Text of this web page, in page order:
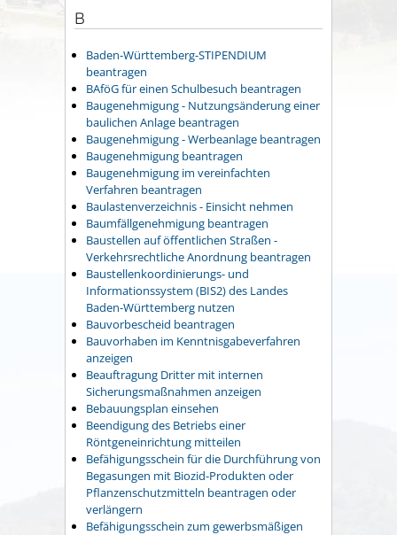
B
Baden-Württemberg-STIPENDIUM
beantragen
BAföG für einen Schulbesuch beantragen
Baugenehmigung - Nutzungsänderung einer
baulichen Anlage beantragen
Baugenehmigung - Werbeanlage beantragen
Baugenehmigung beantragen
Baugenehmigung im vereinfachten
Verfahren beantragen
Baulastenverzeichnis - Einsicht nehmen
Baumfällgenehmigung beantragen
Baustellen auf öffentlichen Straßen -
Verkehrsrechtliche Anordnung beantragen
Baustellenkoordinierungs- und
Informationssystem (BIS2) des Landes
Baden-Württemberg nutzen
Bauvorbescheid beantragen
Bauvorhaben im Kenntnisgabeverfahren
anzeigen
Beauftragung Dritter mit internen
Sicherungsmaßnahmen anzeigen
Bebauungsplan einsehen
Beendigung des Betriebs einer
Röntgeneinrichtung mitteilen
Befähigungsschein für die Durchführung von
Begasungen mit Biozid-Produkten oder
Pflanzenschutzmitteln beantragen oder
verlängern
Befähigungsschein zum gewerbsmäßigen